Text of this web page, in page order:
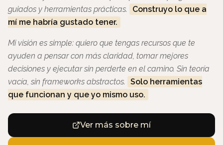
guiados y herramientas prácticas.
Construyo lo que a
mí me habría gustado tener.
Mi visión es simple: quiero que tengas recursos que te
ayuden a pensar con más claridad, tomar mejores
decisiones y ejecutar sin perderte en el camino. Sin teoría
vacía, sin frameworks abstractos. Solo herramientas
que funcionan y que yo mismo uso.
Ver más sobre mí